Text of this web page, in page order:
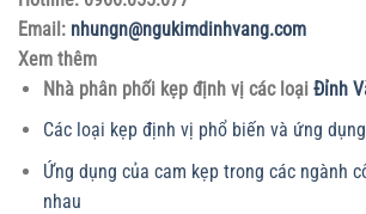
Email: nhungn@ngukimdinhvang.com
Xem thêm
Nhà phân phối kẹp định vị các loại Đỉnh
Các loại kẹp định vị phổ biến và ứng dụng
Ứng dụng của cam kẹp trong các ngành
nhau